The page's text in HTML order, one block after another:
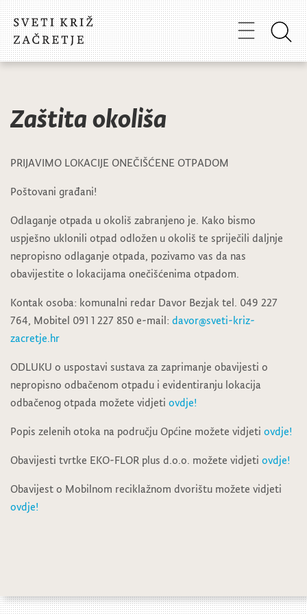
Zaštita okoliša
PRIJAVIMO LOKACIJE ONEČIŠĆENE OTPADOM
Poštovani građani!
Odlaganje otpada u okoliš zabranjeno je. Kako bismo
uspješno uklonili otpad odložen u okoliš te spriječili daljnje
nepropisno odlaganje otpada, pozivamo vas da nas
obavijestite o lokacijama onečišćenima otpadom.
Kontak osoba: komunalni redar Davor Bezjak tel. 049 227
764, Mobitel 091 1 227 850 e-mail: davor@sveti-kriz-
zacretje.hr
ODLUKU o uspostavi sustava za zaprimanje obavijesti o
nepropisno odbačenom otpadu i evidentiranju lokacija
odbačenog otpada možete vidjeti ovdje!
Popis zelenih otoka na području Općine možete vidjeti ovdje!
Obavijesti tvrtke EKO-FLOR plus d.o.o. možete vidjeti ovdje!
Obavijest o Mobilnom reciklažnom dvorištu možete vidjeti
ovdje!